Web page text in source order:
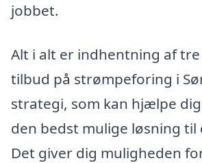
jobbet.
Alt i alt er indhentning af
tilbud på strømpeforing i
strategi, som kan hjælpe
den bedst mulige løsning
Det giver dig muligheden